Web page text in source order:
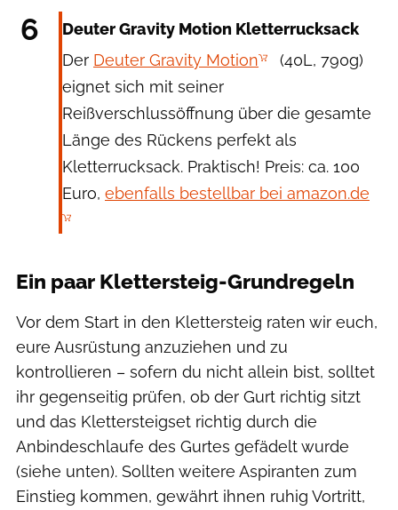
6
Deuter Gravity Motion Kletterrucksack
Der Deuter Gravity Motion
(40L, 790g)
eignet sich mit seiner
Reißverschlussöffnung über die gesamte
Länge des Rückens perfekt als
Kletterrucksack. Praktisch! Preis: ca. 100
Euro, ebenfalls bestellbar bei amazon.de
Ein paar Klettersteig-Grundregeln
Vor dem Start in den Klettersteig raten wir euch,
eure Ausrüstung anzuziehen und zu
kontrollieren – sofern du nicht allein bist, solltet
ihr gegenseitig prüfen, ob der Gurt richtig sitzt
und das Klettersteigset richtig durch die
Anbindeschlaufe des Gurtes gefädelt wurde
(siehe unten). Sollten weitere Aspiranten zum
Einstieg kommen, gewährt ihnen ruhig Vortritt,